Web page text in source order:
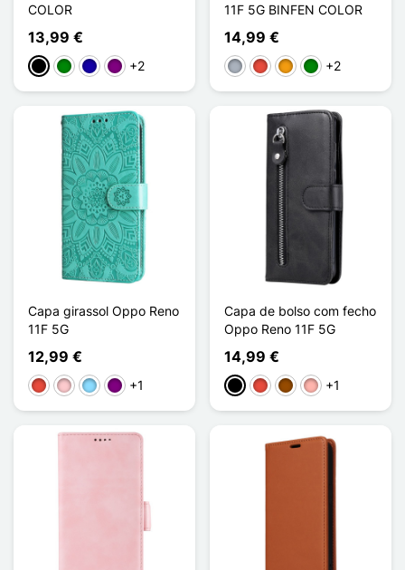
COLOR
13,99 €
PretoVerdeAzul Escuro
Púrpura
+2
11F 5G BINFEN COLOR
14,99 €
CinzentoVermelho
LaranjaVerde
+2
Capa girassol Oppo Reno
11F 5G
12,99 €
Vermelho
RosaAzul Claro
Púrpura
+1
Capa de bolso com fecho
Oppo Reno 11F 5G
14,99 €
PretoVermelhoCastanho
Ouro rosa
+1